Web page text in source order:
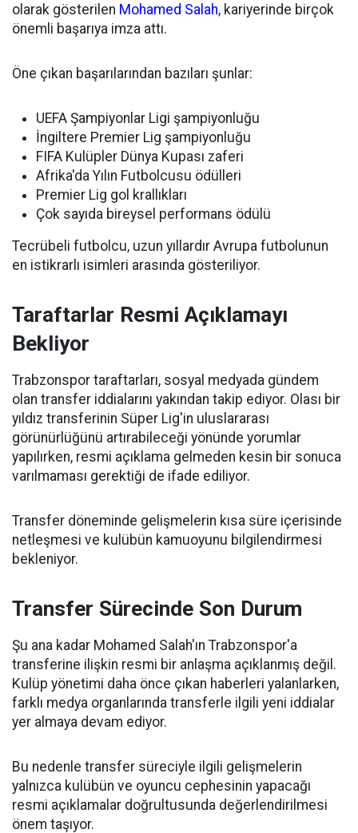
olarak gösterilen Mohamed Salah, kariyerinde birçok
önemli başarıya imza attı.
Öne çıkan başarılarından bazıları şunlar:
UEFA Şampiyonlar Ligi şampiyonluğu
İngiltere Premier Lig şampiyonluğu
FIFA Kulüpler Dünya Kupası zaferi
Afrika'da Yılın Futbolcusu ödülleri
Premier Lig gol krallıkları
Çok sayıda bireysel performans ödülü
Tecrübeli futbolcu, uzun yıllardır Avrupa futbolunun
en istikrarlı isimleri arasında gösteriliyor.
Taraftarlar Resmi Açıklamayı
Bekliyor
Trabzonspor taraftarları, sosyal medyada gündem
olan transfer iddialarını yakından takip ediyor. Olası bir
yıldız transferinin Süper Lig'in uluslararası
görünürlüğünü artırabileceği yönünde yorumlar
yapılırken, resmi açıklama gelmeden kesin bir sonuca
varılmaması gerektiği de ifade ediliyor.
Transfer döneminde gelişmelerin kısa süre içerisinde
netleşmesi ve kulübün kamuoyunu bilgilendirmesi
bekleniyor.
Transfer Sürecinde Son Durum
Şu ana kadar Mohamed Salah'ın Trabzonspor'a
transferine ilişkin resmi bir anlaşma açıklanmış değil.
Kulüp yönetimi daha önce çıkan haberleri yalanlarken,
farklı medya organlarında transferle ilgili yeni iddialar
yer almaya devam ediyor.
Bu nedenle transfer süreciyle ilgili gelişmelerin
yalnızca kulübün ve oyuncu cephesinin yapacağı
resmi açıklamalar doğrultusunda değerlendirilmesi
önem taşıyor.